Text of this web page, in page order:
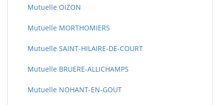
Mutuelle OIZON
Mutuelle MORTHOMIERS
Mutuelle SAINT-HILAIRE-DE-COURT
Mutuelle BRUERE-ALLICHAMPS
Mutuelle NOHANT-EN-GOUT